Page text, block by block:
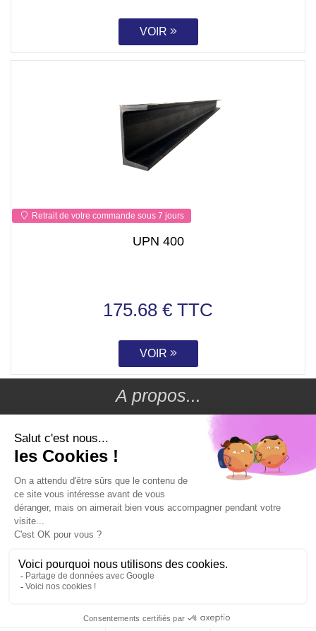
VOIR
Retrait de votre commande sous 7 jours
UPN 400
175.68 € TTC
VOIR
A propos...
Conditions générales de vente
Moyens de paiement
Nous contacter
Mentions légales
Mon compte